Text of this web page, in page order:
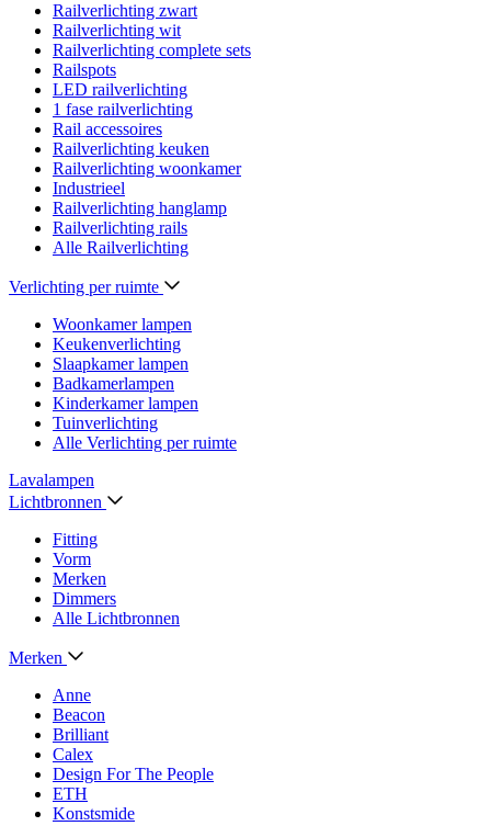
Railverlichting zwart
Railverlichting wit
Railverlichting complete sets
Railspots
LED railverlichting
1 fase railverlichting
Rail accessoires
Railverlichting keuken
Railverlichting woonkamer
Industrieel
Railverlichting hanglamp
Railverlichting rails
Alle Railverlichting
Verlichting per ruimte
Woonkamer lampen
Keukenverlichting
Slaapkamer lampen
Badkamerlampen
Kinderkamer lampen
Tuinverlichting
Alle Verlichting per ruimte
Lavalampen
Lichtbronnen
Fitting
Vorm
Merken
Dimmers
Alle Lichtbronnen
Merken
Anne
Beacon
Brilliant
Calex
Design For The People
ETH
Konstsmide